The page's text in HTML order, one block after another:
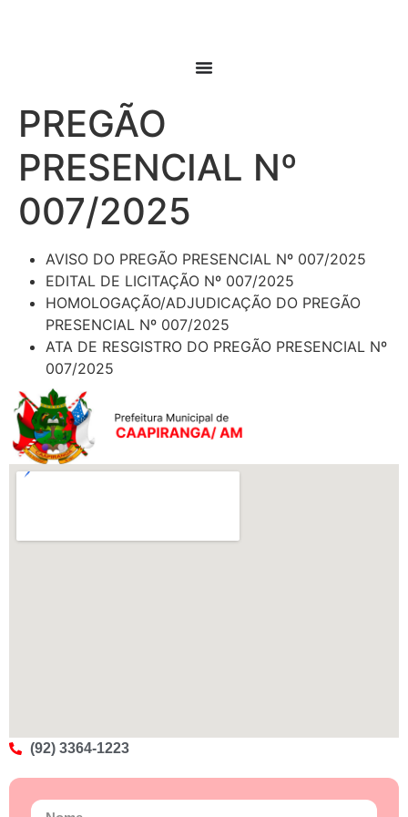
PREGÃO
PRESENCIAL Nº
007/2025
AVISO DO PREGÃO PRESENCIAL Nº 007/2025
EDITAL DE LICITAÇÃO Nº 007/2025
HOMOLOGAÇÃO/ADJUDICAÇÃO DO PREGÃO
PRESENCIAL Nº 007/2025
ATA DE RESGISTRO DO PREGÃO PRESENCIAL Nº
007/2025
(92) 3364-1223